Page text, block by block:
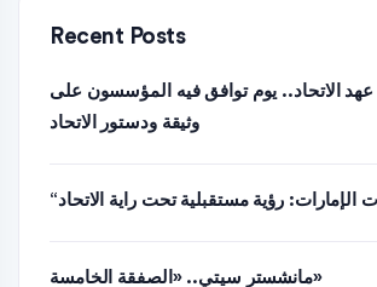
Recent Posts
الاتحاد.. يوم توافق فيه المؤسسون على
وثيقة ودستور الاتحاد
مانشستر سيتي.. «الصفقة الخامسة»